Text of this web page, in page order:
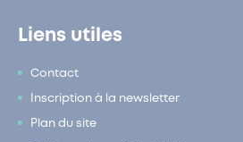
Liens utiles
Contact
Inscription à la newsletter
Plan du site